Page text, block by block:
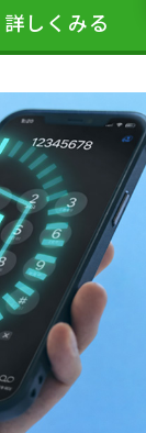
詳しくみる